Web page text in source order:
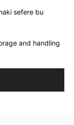
sefere bu
and handling